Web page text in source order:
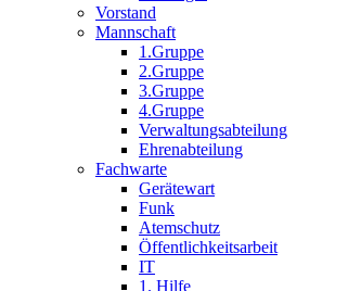
Vorstand
Mannschaft
1.Gruppe
2.Gruppe
3.Gruppe
4.Gruppe
Verwaltungsabteilung
Ehrenabteilung
Fachwarte
Gerätewart
Funk
Atemschutz
Öffentlichkeitsarbeit
IT
1. Hilfe